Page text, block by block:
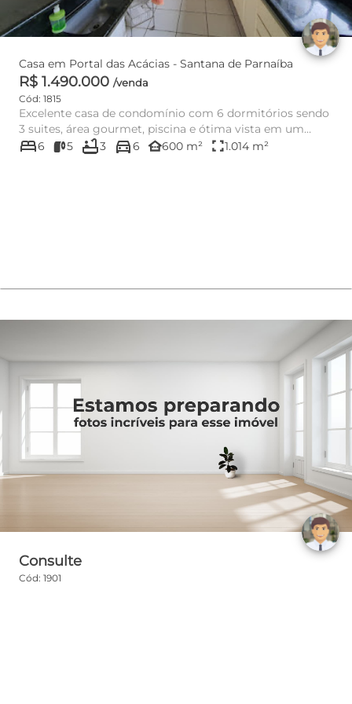
Casa em Portal das Acácias - Santana de Parnaíba
R$ 1.490.000 /venda
Cód: 1815
Excelente casa de condomínio com 6 dormitórios sendo
3 suites, área gourmet, piscina e ótima vista em um
terreno de 101...
bed6 5 bathtub3 directions_car6 other_houses600 m² fullscreen1.014 m²
Consulte
Cód: 1901